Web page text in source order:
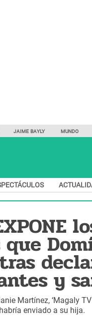
JAIME BAYLY MUNDO
que
y
Martínez, ‘Magaly
enviado a su hija.